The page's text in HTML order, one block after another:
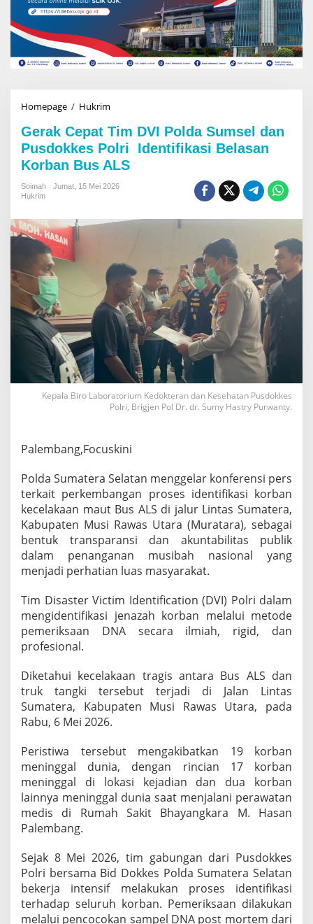
Homepage / Hukrim
r
a
k
C
e
t
D
V
P
o
d
a
S
u
m
s
d
n
P
u
s
d
k
k
e
P
o
r
I
e
n
t
f
k
a
s
i
a
s
n
Gerak Cepat Tim DVI Polda Sumsel dan
Pusdokkes Polri Identifikasi Belasan
Korban Bus ALS
Soimah
Jumat, 15 Mei 2026
Hukrim
Kepala Biro Laboratorium Kedokteran dan Kesehatan Pusdokkes
Polri, Brigjen Pol Dr. dr. Sumy Hastry Purwanty.
Palembang,Focuskini
Polda Sumatera Selatan menggelar konferensi pers
terkait perkembangan proses identifikasi korban
kecelakaan maut Bus ALS di jalur Lintas Sumatera,
Kabupaten Musi Rawas Utara (Muratara), sebagai
bentuk transparansi dan akuntabilitas publik
dalam penanganan musibah nasional yang
menjadi perhatian luas masyarakat.
Tim Disaster Victim Identification (DVI) Polri dalam
mengidentifikasi jenazah korban melalui metode
pemeriksaan DNA secara ilmiah, rigid, dan
profesional.
Diketahui kecelakaan tragis antara Bus ALS dan
truk tangki tersebut terjadi di Jalan Lintas
Sumatera, Kabupaten Musi Rawas Utara, pada
Rabu, 6 Mei 2026.
Peristiwa tersebut mengakibatkan 19 korban
meninggal dunia, dengan rincian 17 korban
meninggal di lokasi kejadian dan dua korban
lainnya meninggal dunia saat menjalani perawatan
medis di Rumah Sakit Bhayangkara M. Hasan
Palembang.
Sejak 8 Mei 2026, tim gabungan dari Pusdokkes
Polri bersama Bid Dokkes Polda Sumatera Selatan
bekerja intensif melakukan proses identifikasi
terhadap seluruh korban. Pemeriksaan dilakukan
melalui pencocokan sampel DNA post mortem dari